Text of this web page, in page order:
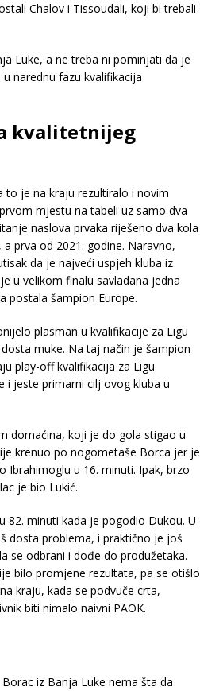
Chalov i Tissoudali, koji bi trebali
Luke, a ne treba ni pominjati da je
narednu fazu kvalifikacija
kvalitetnijeg
to je na kraju rezultiralo i novim
mjestu na tabeli uz samo dva
naslova prvaka riješeno dva kola
prva od 2021. godine. Naravno,
da je najveći uspjeh kluba iz
u velikom finalu savladana jedna
postala šampion Europe.
plasman u kvalifikacije za Ligu
muke. Na taj način je šampion
play-off kvalifikacija za Ligu
i jeste primarni cilj ovog kluba u
domaćina, koji je do gola stigao u
krenuo po nogometaše Borca jer je
Ibrahimoglu u 16. minuti. Ipak, brzo
je bio Lukić.
82. minuti kada je pogodio Dukou. U
dosta problema, i praktično je još
se odbrani i dođe do produžetaka.
bilo promjene rezultata, pa se otišlo
kraju, kada se podvuče crta,
biti nimalo naivni PAOK.
iz Banja Luke nema šta da